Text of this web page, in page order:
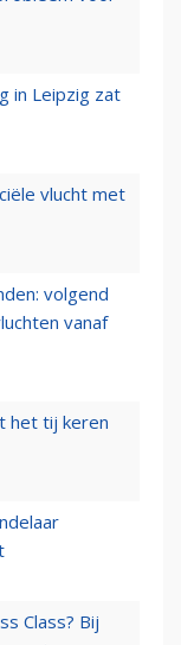
in Leipzig zat
vlucht met
volgend
vanaf
het tij keren
Class? Bij